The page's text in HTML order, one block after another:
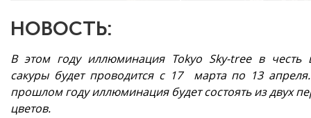
НОВОСТЬ:
В этом году иллюминация Tokyo Sky-tree в честь
сакуры будет проводится с 17 марта по 13
прошлом году иллюминация будет состоять из двух
цветов.